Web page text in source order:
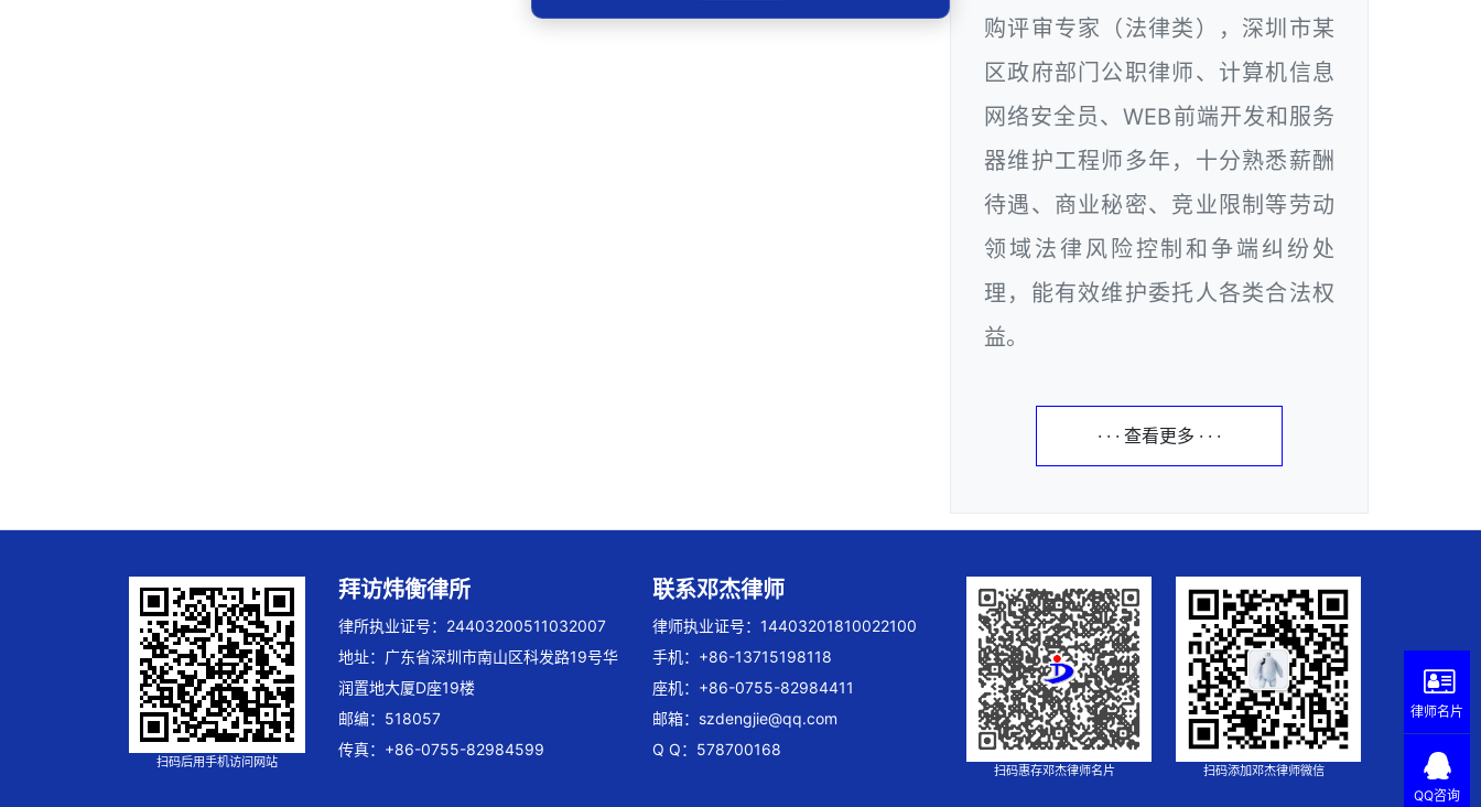
购评审专家（法律类），深圳市某
区政府部门公职律师、计算机信息
网络安全员、WEB前端开发和服务
器维护工程师多年，十分熟悉薪酬
待遇、商业秘密、竞业限制等劳动
领域法律风险控制和争端纠纷处
理，能有效维护委托人各类合法权
益。
· · · 查看更多 · · ·
扫码后用手机访问网站
拜访炜衡律所
律所执业证号：24403200511032007
地址：广东省深圳市南山区科发路19号华
润置地大厦D座19楼
邮编：518057
传真：+86-0755-82984599
联系邓杰律师
律师执业证号：14403201810022100
手机：+86-13715198118
座机：+86-0755-82984411
邮箱： szdengjie@qq.com
Q Q：578700168
扫码惠存邓杰律师名片 扫码添加邓杰律师微信
律师名片
QQ咨询